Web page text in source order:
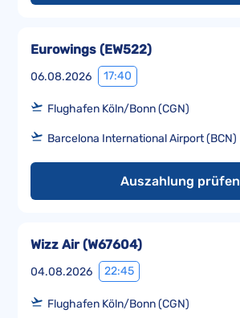
06.08.2026 17:40
Eurowings (EW522)
Flughafen Köln/Bonn (CGN)
Barcelona International Airport (BCN)
Auszahlung prüfen
04.08.2026 22:45
Wizz Air(W67604)
Flughafen Köln/Bonn (CGN)